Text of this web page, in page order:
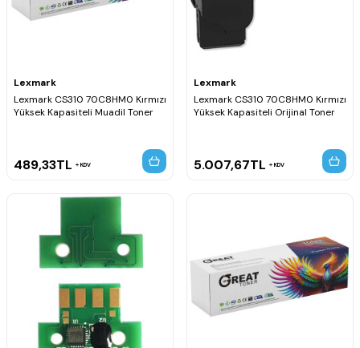
Lexmark
Lexmark CS310 70C8HM0 Kırmızı
Yüksek Kapasiteli Muadil Toner
489,33TL KDV
Lexmark
Lexmark CS310 70C8HM0 Kırmızı
Yüksek Kapasiteli Orijinal Toner
5.007,67TL KDV